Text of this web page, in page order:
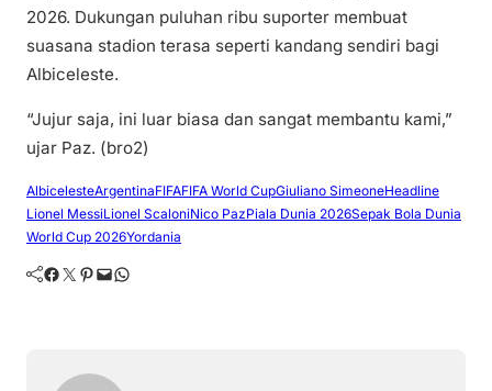
2026. Dukungan puluhan ribu suporter membuat
suasana stadion terasa seperti kandang sendiri bagi
Albiceleste.
“Jujur saja, ini luar biasa dan sangat membantu kami,”
ujar Paz. (bro2)
AlbicelesteArgentinaFIFAFIFA World CupGiuliano SimeoneHeadline
Lionel MessiLionel ScaloniNico PazPiala Dunia 2026Sepak Bola Dunia
World Cup 2026Yordania
Facebook Twitter Pinterest Mail WhatsApp